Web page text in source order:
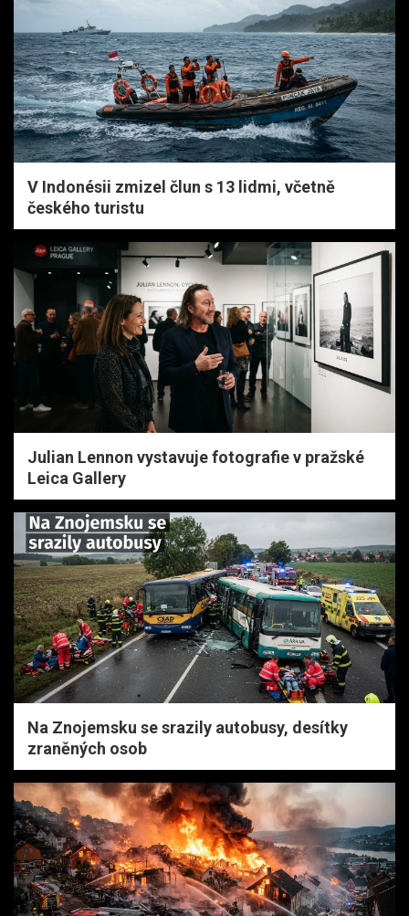
V Indonésii zmizel člun s 13 lidmi, včetně
českého turistu
Julian Lennon vystavuje fotografie v pražské
Leica Gallery
Na Znojemsku se srazily autobusy, desítky
zraněných osob